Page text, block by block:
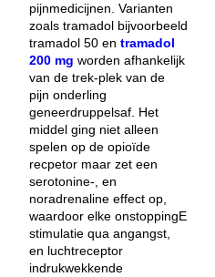
pijnmedicijnen. Varianten
zoals tramadol bijvoorbeeld
tramadol 50 en tramadol
200 mg worden afhankelijk
van de trek-plek van de
pijn onderling
geneerdruppelsaf. Het
middel ging niet alleen
spelen op de opioïde
recpetor maar zet een
serotonine-, en
noradrenaline effect op,
waardoor elke onstoppingE
stimulatie qua angangst,
en luchtreceptor
indrukwekkende